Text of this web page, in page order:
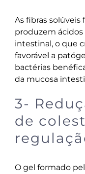
As fibras
produzem
intestinal, o que
favorável a
bactérias
da mucosa
3-
de
O gel formado